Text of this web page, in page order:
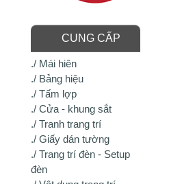
CUNG CẤP
./ Mái hiên
./ Bảng hiệu
./ Tấm lợp
./ Cửa - khung sắt
./ Tranh trang trí
./ Giấy dán tường
./ Trang trí đèn - Setup
đèn